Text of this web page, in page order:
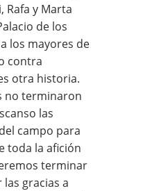
Rafa y Marta
de los
los mayores de
contra
otra historia.
no terminaron
las
campo para
toda la afición
terminar
gracias a